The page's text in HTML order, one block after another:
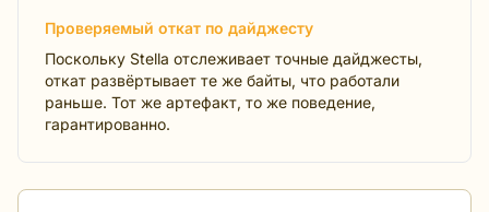
Проверяемый откат по дайджесту
Поскольку Stella отслеживает точные дайджесты,
откат развёртывает те же байты, что работали
раньше. Тот же артефакт, то же поведение,
гарантированно.